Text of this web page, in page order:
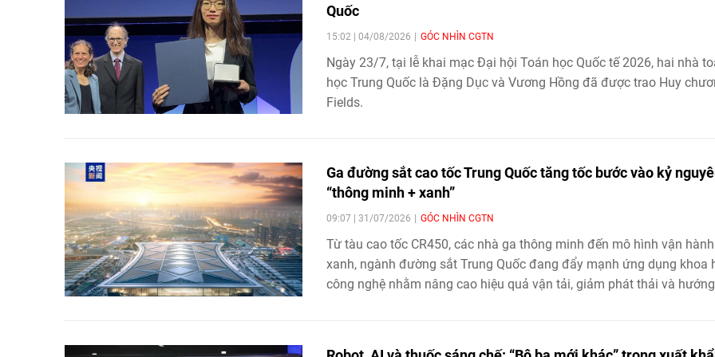
Quốc
15:02 | 04/08/2026 GÓC NHÌN CGTN
Ngày 23/7, tại lễ khai mạc Đại hội Toán học Quốc tế 2026, hai nhà
học Trung Quốc là Đặng Dục và Vương Hồng đã được trao Huy
Fields.
Ga đường sắt cao tốc Trung Quốc tăng tốc bước vào kỷ
“thông minh + xanh”
09:07 | 31/07/2026 GÓC NHÌN CGTN
Từ tàu cao tốc CR450, các nhà ga thông minh đến mô hình vận hành
xanh, ngành đường sắt Trung Quốc đang đẩy mạnh ứng dụng khoa
công nghệ nhằm nâng cao hiệu quả vận tải, giảm phát thải và